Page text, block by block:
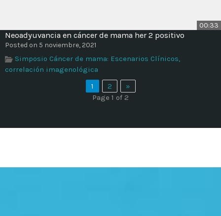
00:33
Neoadyuvancia en cáncer de mama her 2 positivo
Posted on 5 noviembre, 2021
Simposio Cáncer de mama: Escenarios Clínicos,
correlación imagenológica
1
2
»
Page 1 of 2